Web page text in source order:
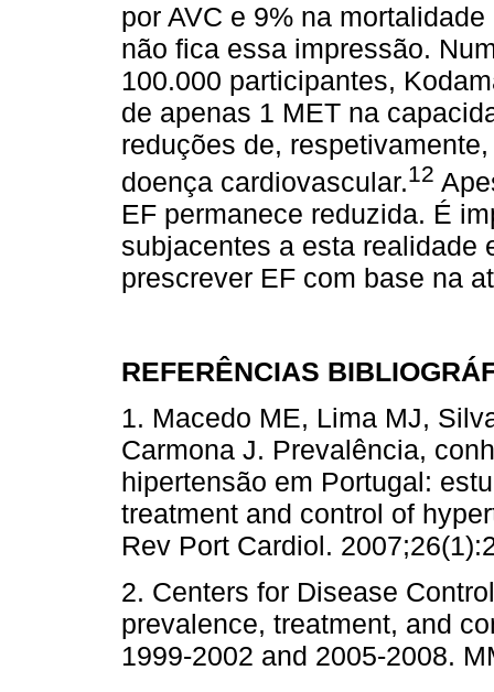
por AVC e 9% na
não fica essa impressão.
100.000 participantes,
de apenas 1 MET na
reduções de,
doença cardiovascular.12
EF permanece reduzida. É
subjacentes a esta realidade
prescrever EF com base na
REFERÊNCIAS
1. Macedo ME, Lima MJ,
Carmona J. Prevalência,
hipertensão em Portugal:
treatment and control of
Rev Port Cardiol.
2. Centers for Disease
prevalence, treatment, and
1999-2002 and 2005-